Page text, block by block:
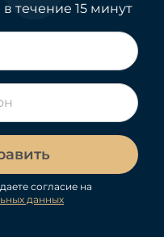
течение 15 минут
согласие на
данных